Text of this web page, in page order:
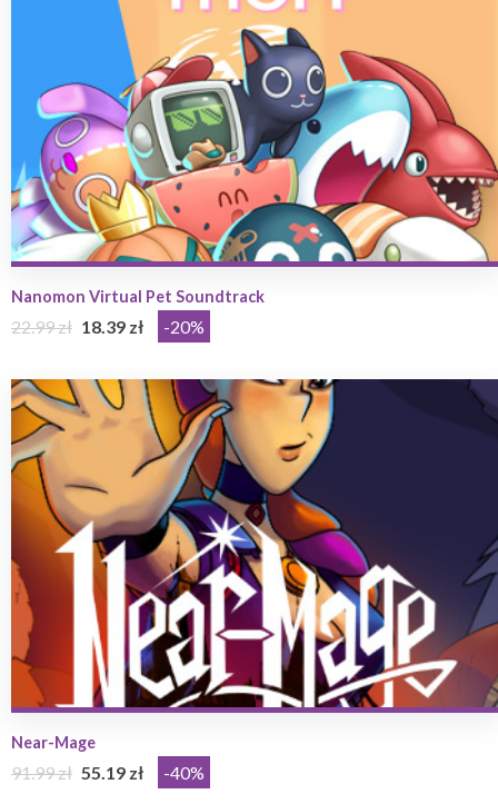
Nanomon Virtual Pet Soundtrack
22.99 zł 18.39 zł -20%
Near-Mage
91.99 zł 55.19 zł -40%